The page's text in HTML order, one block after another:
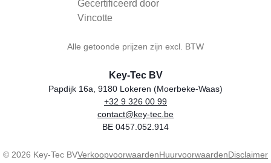
Alle getoonde prijzen zijn excl. BTW
Winkelnaam
Key-Tec BV
Adres
Papdijk 16a, 9180 Lokeren (Moerbeke-Waas)
Telefoon
+32 9 326 00 99
E-mail
contact@key-tec.be
BTW-nummer
BE 0457.052.914
© 2026 Key-Tec BVVerkoopvoorwaardenHuurvoorwaardenDisclaimer